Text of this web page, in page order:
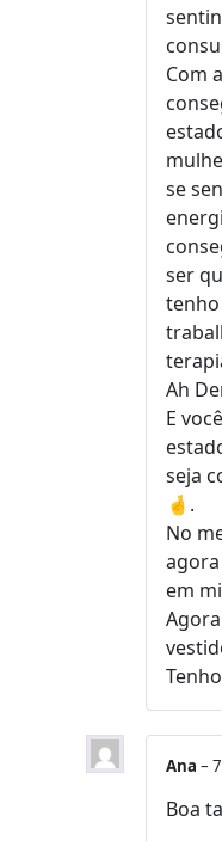
Com
se
ser
Ah
E
seja
🤞.
No
em
Ana –
Boa